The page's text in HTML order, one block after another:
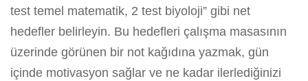
test temel matematik, 2 test biyoloji” gibi net
hedefler belirleyin. Bu hedefleri çalışma masasının
üzerinde görünen bir not kağıdına yazmak, gün
içinde motivasyon sağlar ve ne kadar ilerlediğinizi